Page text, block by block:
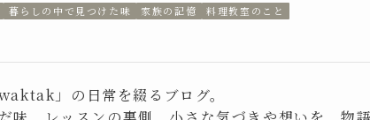
暮らしの中で見つけた味 家族の記憶 料理教室のこと
」の日常を綴るブログ。